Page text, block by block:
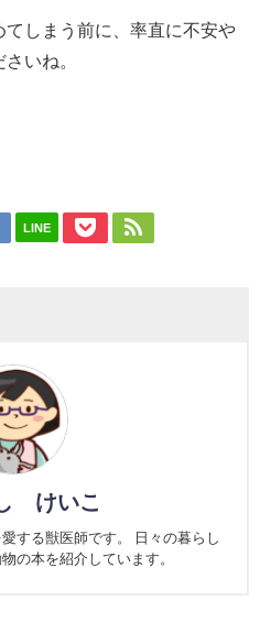
しまう前に、 率直に不安や
いね。
LINE
けいこ
する獣医師です。 日々の暮らし
の本を紹介しています。